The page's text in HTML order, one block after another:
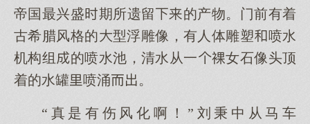
帝国最兴盛期所遗留的产物。门前有着
古希腊风格的型浮雕像，有人体雕塑喷水
机构组的喷水池，清水从一女石像头顶
着的水罐喷涌。
“真是有伤风化啊！”刘秉中从马车